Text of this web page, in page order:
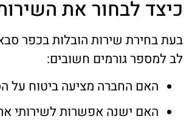
כיצד לבחור את
בעת בחירת שירות הובלות בכפר
לב למספר גורמים חשובים:
האם החברה מציעה ביטוח על
האם ישנה אפשרות לשירותי